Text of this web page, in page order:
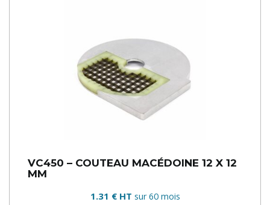
VC450 – COUTEAU MACÉDOINE 12 X 12
MM
1.31 € HT sur 60 mois